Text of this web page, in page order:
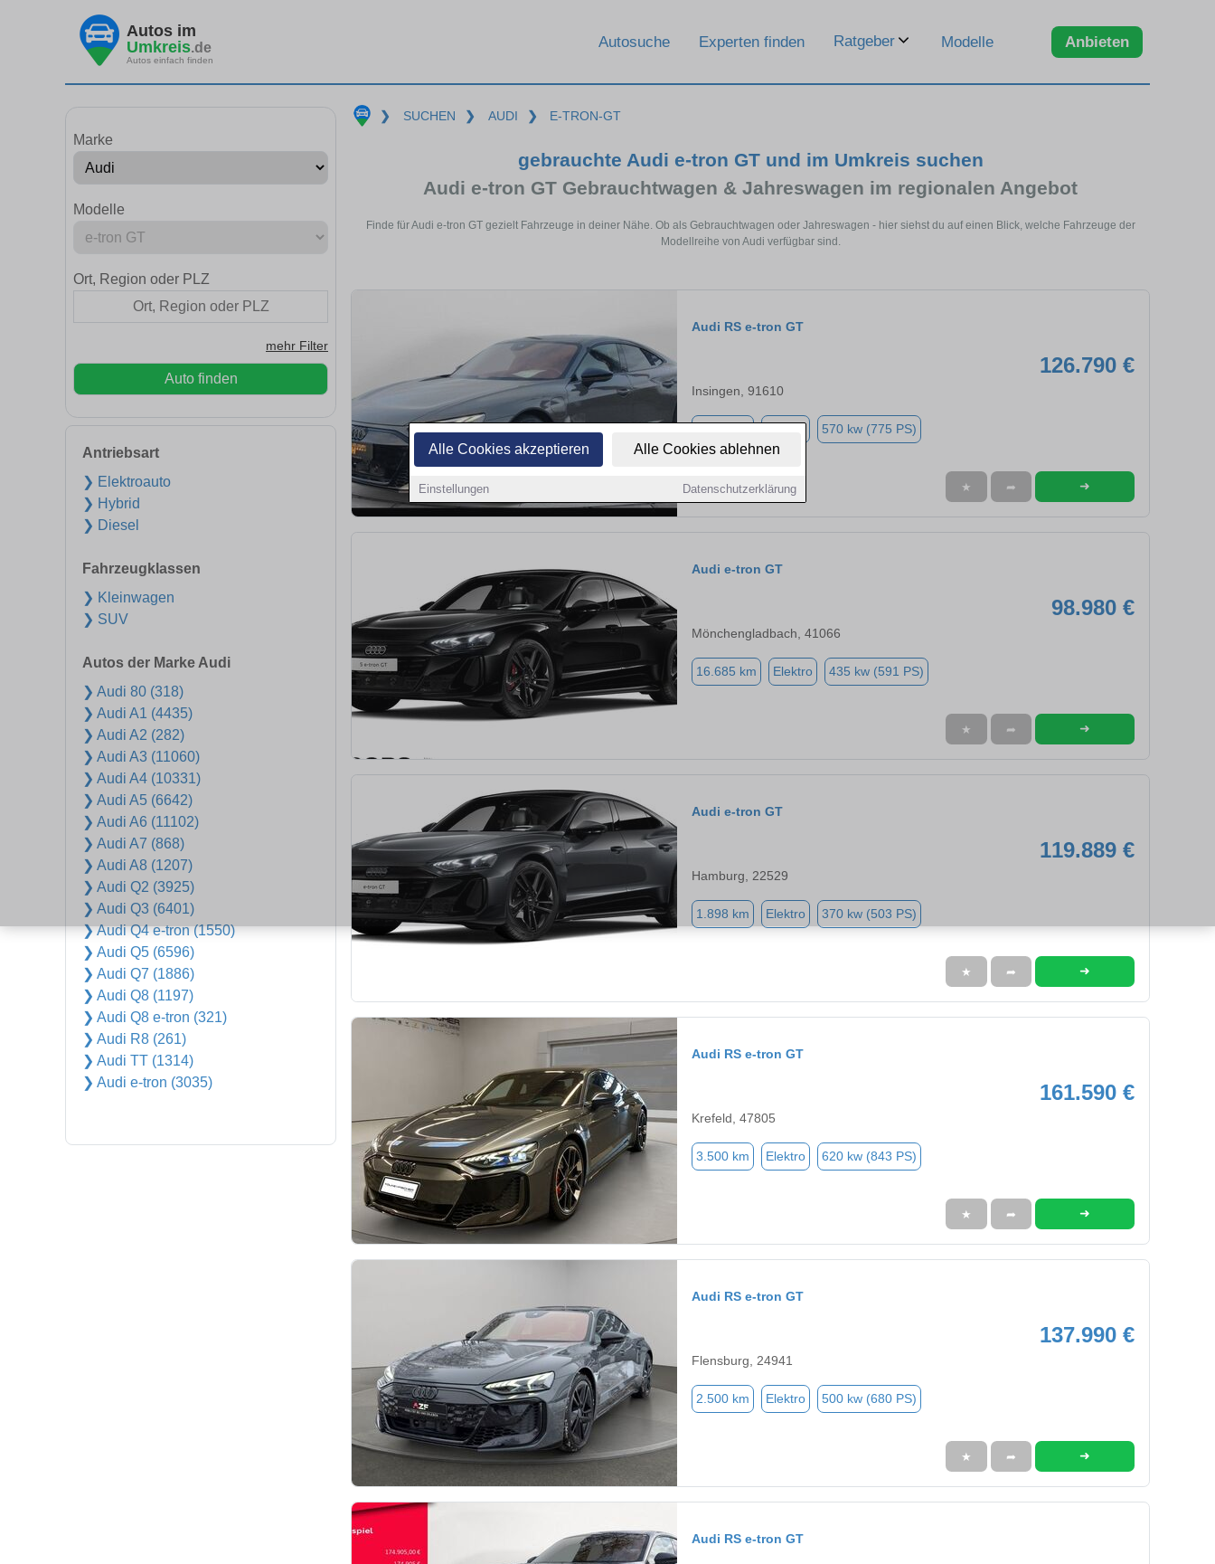
Alle Cookies akzeptieren Alle Cookies ablehnen
Einstellungen Datenschutzerklärung
Autos im
Umkreis.de
Autos einfach finden
Autosuche Experten finden Ratgeber Modelle Anbieten
Marke
Modelle
Ort, Region oder PLZ
mehr Filter
Auto finden
Antriebsart
❯ Elektroauto
❯ Hybrid
❯ Diesel
Fahrzeugklassen
❯ Kleinwagen
❯ SUV
Autos der Marke Audi
❯ Audi 80 (318)
❯ Audi A1 (4435)
❯ Audi A2 (282)
❯ Audi A3 (11060)
❯ Audi A4 (10331)
❯ Audi A5 (6642)
❯ Audi A6 (11102)
❯ Audi A7 (868)
❯ Audi A8 (1207)
❯ Audi Q2 (3925)
❯ Audi Q3 (6401)
❯ Audi Q4 e-tron (1550)
❯ Audi Q5 (6596)
❯ Audi Q7 (1886)
❯ Audi Q8 (1197)
❯ Audi Q8 e-tron (321)
❯ Audi R8 (261)
❯ Audi TT (1314)
❯ Audi e-tron (3035)
❯ SUCHEN ❯ AUDI ❯ E-TRON-GT
gebrauchte Audi e-tron GT und im Umkreis suchen
Audi e-tron GT Gebrauchtwagen & Jahreswagen im regionalen Angebot
Finde für Audi e-tron GT gezielt Fahrzeuge in deiner Nähe. Ob als Gebrauchtwagen oder Jahreswagen - hier siehst du auf einen Blick, welche Fahrzeuge der
Modellreihe von Audi verfügbar sind.
Audi RS e-tron GT
126.790 €
Insingen, 91610
Elektro 570 kw (775 PS)
★ ➦ ➜
Audi e-tron GT
98.980 €
Mönchengladbach, 41066
16.685 km Elektro 435 kw (591 PS)
★ ➦ ➜
Audi e-tron GT
119.889 €
Hamburg, 22529
1.898 km Elektro 370 kw (503 PS)
★ ➦ ➜
Audi RS e-tron GT
161.590 €
Krefeld, 47805
3.500 km Elektro 620 kw (843 PS)
★ ➦ ➜
Audi RS e-tron GT
137.990 €
Flensburg, 24941
2.500 km Elektro 500 kw (680 PS)
★ ➦ ➜
Audi RS e-tron GT